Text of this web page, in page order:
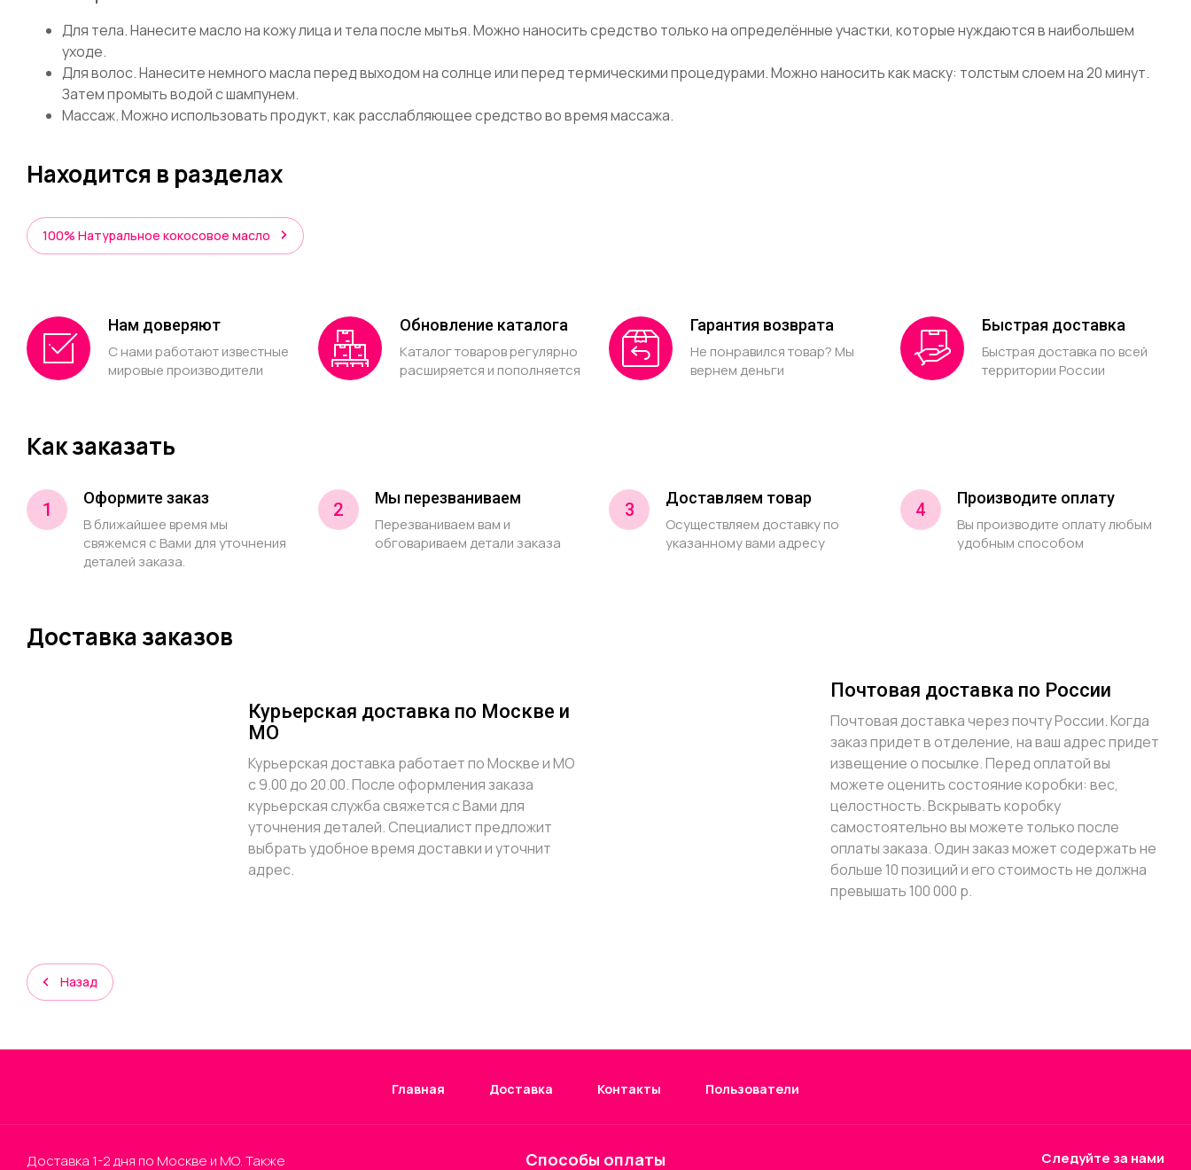
Для тела. Нанесите масло на кожу лица и тела после мытья. Можно наносить средство только на определённые участки, которые нуждаются в наибольшем
уходе.
Для волос. Нанесите немного масла перед выходом на солнце или перед термическими процедурами. Можно наносить как маску: толстым слоем на 20 минут.
Затем промыть водой с шампунем.
Массаж. Можно использовать продукт, как расслабляющее средство во время массажа.
Находится в разделах
100% Натуральное кокосовое масло
Нам доверяют
С нами работают известные
мировые производители
Обновление каталога
Каталог товаров регулярно
расширяется и пополняется
Гарантия возврата
Не понравился товар? Мы
вернем деньги
Быстрая доставка
Быстрая доставка по всей
территории России
Как заказать
1
Оформите заказ
В ближайшее время мы
свяжемся с Вами для уточнения
деталей заказа.
2
Мы перезваниваем
Перезваниваем вам и
обговариваем детали заказа
3
Доставляем товар
Осуществляем доставку по
указанному вами адресу
4
Производите оплату
Вы производите оплату любым
удобным способом
Доставка заказов
Курьерская доставка по Москве и
МО
Курьерская доставка работает по Москве и МО
с 9.00 до 20.00. После оформления заказа
курьерская служба свяжется с Вами для
уточнения деталей. Специалист предложит
выбрать удобное время доставки и уточнит
адрес.
Почтовая доставка по России
Почтовая доставка через почту России. Когда
заказ придет в отделение, на ваш адрес придет
извещение о посылке. Перед оплатой вы
можете оценить состояние коробки: вес,
целостность. Вскрывать коробку
самостоятельно вы можете только после
оплаты заказа. Один заказ может содержать не
больше 10 позиций и его стоимость не должна
превышать 100 000 р.
Назад
Главная Доставка Контакты Пользователи
Доставка 1-2 дня по Москве и МО. Также Способы оплаты Следуйте за нами